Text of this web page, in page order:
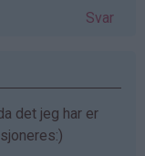
Svar
det jeg har er